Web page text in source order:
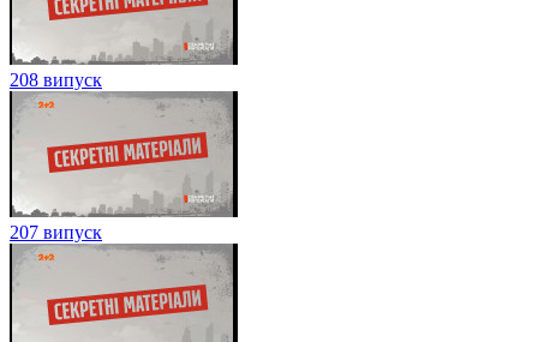
208 випуск
207 випуск